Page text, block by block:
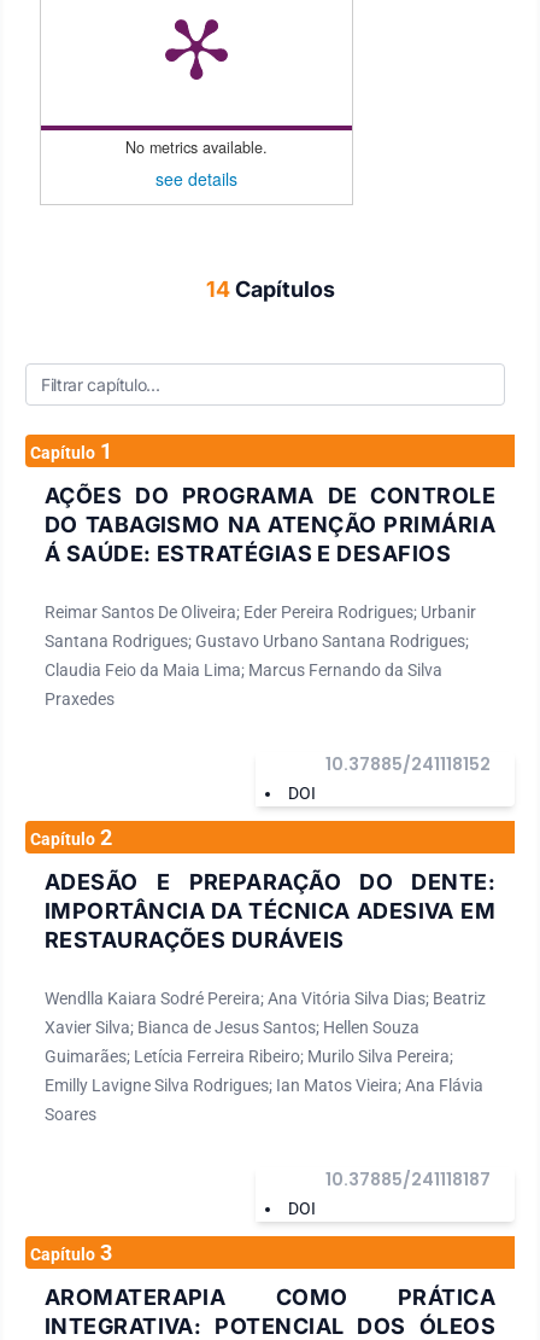
No metrics available.
see details
14Capítulos
Capítulo 1
AÇÕES DO PROGRAMA DE CONTROLE
DO TABAGISMO NA ATENÇÃO PRIMÁRIA
Á SAÚDE: ESTRATÉGIAS E DESAFIOS
Reimar Santos De Oliveira; Eder Pereira Rodrigues; Urbanir
Santana Rodrigues; Gustavo Urbano Santana Rodrigues;
Claudia Feio da Maia Lima; Marcus Fernando da Silva
Praxedes
DOI
10.37885/241118152
Capítulo 2
ADESÃO E PREPARAÇÃO DO DENTE:
IMPORTÂNCIA DA TÉCNICA ADESIVA EM
RESTAURAÇÕES DURÁVEIS
Wendlla Kaiara Sodré Pereira; Ana Vitória Silva Dias; Beatriz
Xavier Silva; Bianca de Jesus Santos; Hellen Souza
Guimarães; Letícia Ferreira Ribeiro; Murilo Silva Pereira;
Emilly Lavigne Silva Rodrigues; Ian Matos Vieira; Ana Flávia
Soares
DOI
10.37885/241118187
Capítulo 3
AROMATERAPIA COMO PRÁTICA
INTEGRATIVA: POTENCIAL DOS ÓLEOS